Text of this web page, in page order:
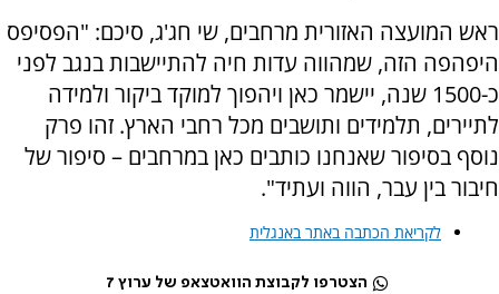
ראש המועצה האזורית מרחבים, שי חג'ג, סיכם: "הפסיפס
היפהפה הזה, שמהווה עדות חיה להתיישבות בנגב לפני
כ-1500 שנה, יישמר כאן ויהפוך למוקד ביקור ולמידה
לתיירים, תלמידים ותושבים מכל רחבי הארץ. זהו פרק
נוסף בסיפור שאנחנו כותבים כאן במרחבים – סיפור של
חיבור בין עבר, הווה ועתיד".
לקריאת הכתבה באתר באנגלית
הצטרפו לקבוצת הוואטצאפ של ערוץ 7